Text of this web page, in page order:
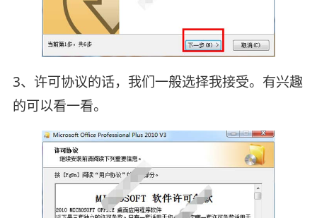
3、许可协议的话，我们一般选择我接受。有兴趣
的可以看一看。